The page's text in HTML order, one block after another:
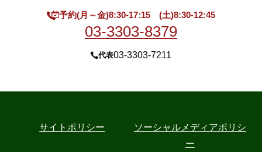
予約(月～金)8:30-17:15 (土)8:30-12:45
03-3303-8379
代表03-3303-7211
サイトポリシー
ソーシャルメディアポリシ
ー